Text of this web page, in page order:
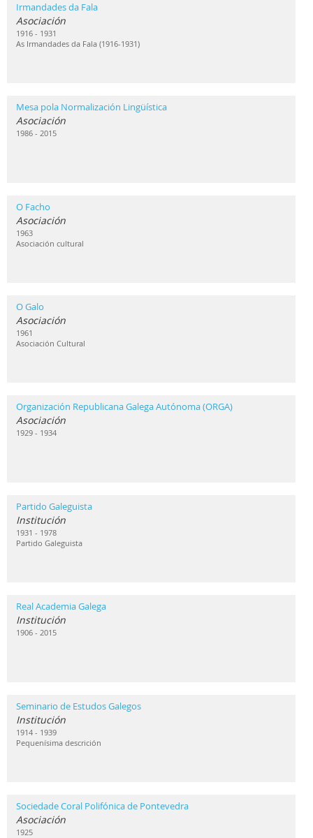
Irmandades da Fala
Asociación
1916 - 1931
As Irmandades da Fala (1916-1931)
Mesa pola Normalización Lingüística
Asociación
1986 - 2015
O Facho
Asociación
1963
Asociación cultural
O Galo
Asociación
1961
Asociación Cultural
Organización Republicana Galega Autónoma (ORGA)
Asociación
1929 - 1934
Partido Galeguista
Institución
1931 - 1978
Partido Galeguista
Real Academia Galega
Institución
1906 - 2015
Seminario de Estudos Galegos
Institución
1914 - 1939
Pequenísima descrición
Sociedade Coral Polifónica de Pontevedra
Asociación
1925